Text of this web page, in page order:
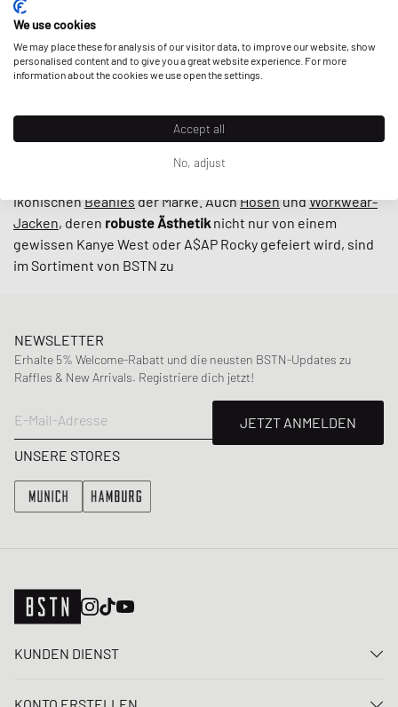
Dank ihrer Robustheit, einer zeitlosen Farbpalette und
ausgewählten Kollaborationen
oder Converse ist die Kleidung von Carhartt WIP
heutzutagenicht mehr aus der Streetwear-Szene
als die die Kultur Carhartt erstmals für sich entdeckte.
Bei BSTN findest du alle Klassiker von Carhartt WIP: Von
ikonischenBeaniesder Marke. AuchHosenundWorkwear-
Jacken, deren robusteÄsthetik nicht nur von einem
gewissen Kanye West oder A$AP Rocky gefeiert wird, sind
im Sortiment von BSTN zu
NEWSLETTER
Erhalte 5% Welcome-Rabatt und die neusten BSTN-Updates zu
Raffles & New Arrivals. Registriere dich jetzt!
E-Mail-Adresse
JETZT ANMELDEN
UNSERE STORES
KUNDEN DIENST
We use cookies
We may place these for analysis of our visitor data, to improve our website, show
personalised content and to give you a great website experience. For more
information about the cookies we use open the settings.
Accept all
No, adjust